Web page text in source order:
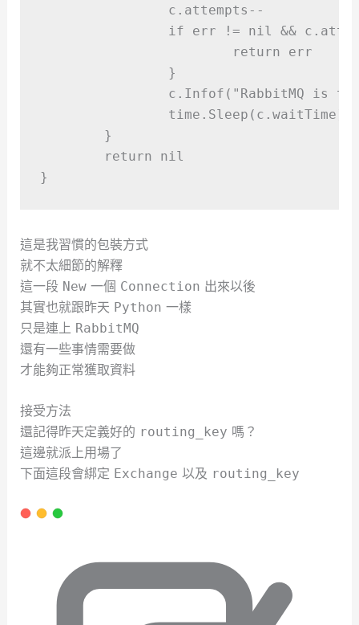
		c
. attempts --
if err != nil && c .
return err
}
		c
. Infof ( " RabbitMQ is
		time
. Sleep ( c .waitTime
}
return
nil
}
這是我習慣的包裝方式
就不太細節的解釋
這一段 New一個 Connection 出來以後
其實也就跟昨天 Python 一樣
只是連上 RabbitMQ
還有一些事情需要做
才能夠正常獲取資料
接受方法
還記得昨天定義好的 routing_key 嗎？
這邊就派上用場了
下面這段會綁定 Exchange 以及 routing_key